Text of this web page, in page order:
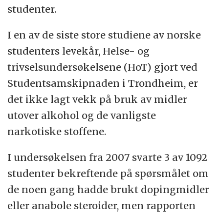
studenter.
I en av de siste store studiene av norske
studenters levekår, Helse- og
trivselsundersøkelsene (HoT) gjort ved
Studentsamskipnaden i Trondheim, er
det ikke lagt vekk på bruk av midler
utover alkohol og de vanligste
narkotiske stoffene.
I undersøkelsen fra 2007 svarte 3 av 1092
studenter bekreftende på spørsmålet om
de noen gang hadde brukt dopingmidler
eller anabole steroider, men rapporten